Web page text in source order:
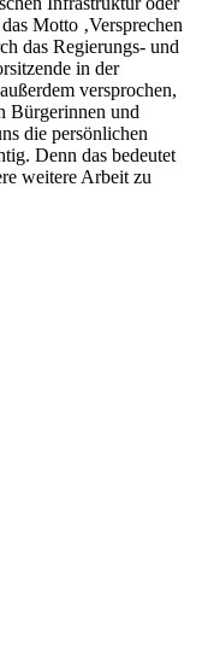
Motto ‚Versprechen
das Regierungs- und
in der
versprochen,
Bürgerinnen und
die persönlichen
Denn das bedeutet
weitere Arbeit zu